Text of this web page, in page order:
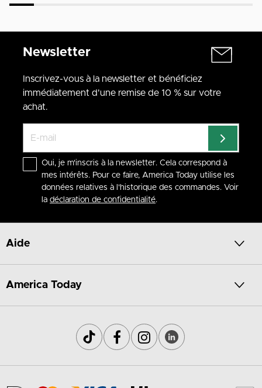
Newsletter
Inscrivez-vous à la newsletter et bénéficiez
immédiatement d'une remise de 10 % sur votre
achat.
Oui, je m'inscris à la newsletter. Cela correspond à
mes intérêts. Pour ce faire, America Today utilise les
données relatives à l'historique des commandes. Voir
la déclaration de confidentialité.
Aide
America Today